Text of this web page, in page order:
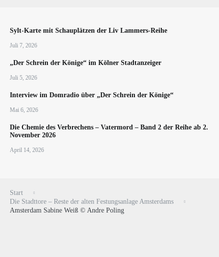
Sylt-Karte mit Schauplätzen der Liv Lammers-Reihe
Juli 7, 2026
„Der Schrein der Könige“ im Kölner Stadtanzeiger
Juli 5, 2026
Interview im Domradio über „Der Schrein der Könige“
Mai 6, 2026
Die Chemie des Verbrechens – Vatermord – Band 2 der Reihe ab 2.
November 2026
April 14, 2026
Start
Die Stadttore – Reste der alten Festungsanlage Amsterdams
Amsterdam Sabine Weiß © Andre Poling